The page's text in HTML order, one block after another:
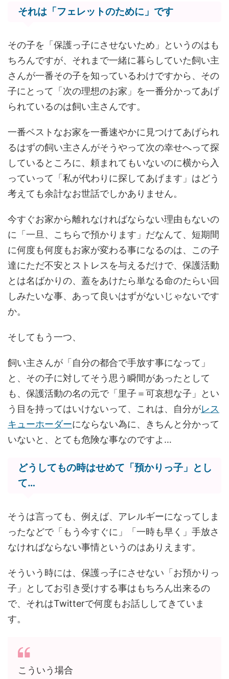
それは「フェレットのために」です
その子を「保護っ子にさせないため」というのはも
ちろんですが、それまで一緒に暮らしていた飼い主
さんが一番その子を知っているわけですから、その
子にとって「次の理想のお家」を一番分かってあげ
られているのは飼い主さんです。
一番ベストなお家を一番速やかに見つけてあげられ
るはずの飼い主さんがそうやって次の幸せへって探
しているところに、頼まれてもいないのに横から入
っていって「私が代わりに探してあげます」はどう
考えても余計なお世話でしかありません。
今すぐお家から離れなければならない理由もないの
に「一旦、こちらで預かります」だなんて、短期間
に何度も何度もお家が変わる事になるのは、この子
達にただ不安とストレスを与えるだけで、保護活動
とは名ばかりの、蓋をあけたら単なる命のたらい回
しみたいな事、あって良いはずがないじゃないです
か。
そしてもう一つ、
飼い主さんが「自分の都合で手放す事になって」
と、その子に対してそう思う瞬間があったとして
も、保護活動の名の元で「里子＝可哀想な子」とい
う目を持ってはいけないって、これは、自分がレス
キューホーダーにならない為に、きちんと分かって
いないと、とても危険な事なのですよ…
どうしてもの時はせめて「預かりっ子」とし
て…
そうは言っても、例えば、アレルギーになってしま
ったなどで「もう今すぐに」「一時も早く」手放さ
なければならない事情というのはありえます。
そういう時には、保護っ子にさせない「お預かりっ
子」としてお引き受けする事はもちろん出来るの
で、それはTwitterで何度もお話ししてきていま
す。
こういう場合